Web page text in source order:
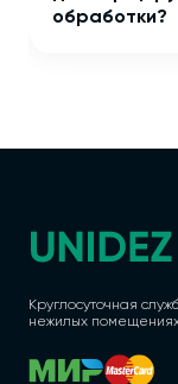
обработки?
Круглосуточная
нежилых